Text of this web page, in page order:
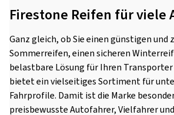
Firestone Reifen für viele
Ganz gleich, ob Sie einen günstigen und
Sommerreifen, einen sicheren
belastbare Lösung für Ihren Transporter
bietet ein vielseitiges Sortiment für
Fahrprofile. Damit ist die Marke
preisbewusste Autofahrer, Vielfahrer